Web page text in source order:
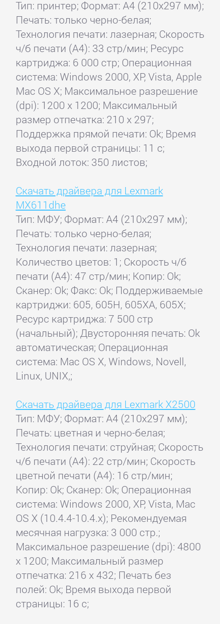
Тип: принтер; Формат: A4 (210x297 мм);
Печать: только черно-белая;
Технология печати: лазерная; Скорость
ч/б печати (А4): 33 стр/мин; Ресурс
картриджа: 6 000 стр; Операционная
система: Windows 2000, XP, Vista, Apple
Mac OS X; Максимальное разрешение
(dpi): 1200 x 1200; Максимальный
размер отпечатка: 210 x 297;
Поддержка прямой печати: Ok; Время
выхода первой страницы: 11 с;
Входной лоток: 350 листов;
Скачать драйвера для Lexmark
MX611dhe
Тип: МФУ; Формат: A4 (210x297 мм);
Печать: только черно-белая;
Технология печати: лазерная;
Количество цветов: 1; Скорость ч/б
печати (А4): 47 стр/мин; Копир: Ok;
Сканер: Ok; Факс: Ok; Поддерживаемые
картриджи: 605, 605H, 605XA, 605X;
Ресурс картриджа: 7 500 стр
(начальный); Двусторонняя печать: Ok
автоматическая; Операционная
система: Mac OS X, Windows, Novell,
Linux, UNIX,;
Скачать драйвера для Lexmark X2500
Тип: МФУ; Формат: A4 (210x297 мм);
Печать: цветная и черно-белая;
Технология печати: струйная; Скорость
ч/б печати (А4): 22 стр/мин; Скорость
цветной печати (А4): 16 стр/мин;
Копир: Ok; Сканер: Ok; Операционная
система: Windows 2000, XP, Vista, Mac
OS X (10.4.4-10.4.x); Рекомендуемая
месячная нагрузка: 3 000 стр.;
Максимальное разрешение (dpi): 4800
x 1200; Максимальный размер
отпечатка: 216 x 432; Печать без
полей: Ok; Время выхода первой
страницы: 16 с;